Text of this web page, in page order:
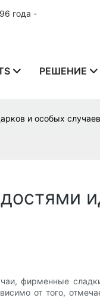
года -
РЕШЕНИЕ
и особых случаев
фирменные
от того,